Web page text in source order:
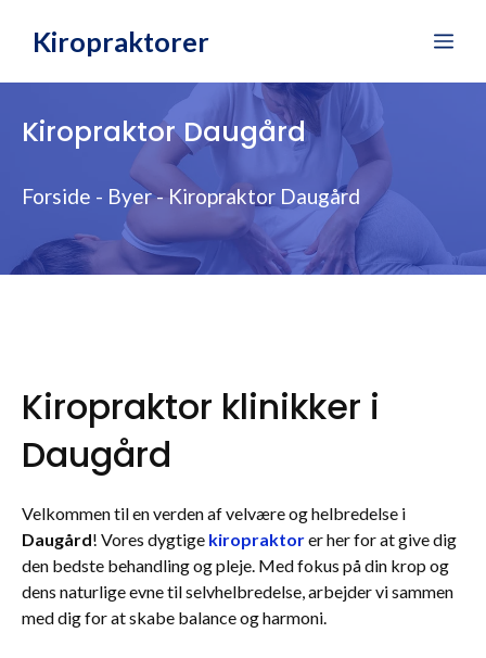
Kiropraktorer
Kiropraktor Daugård
Forside - Byer-Kiropraktor Daugård
Kiropraktor klinikker i
Daugård
Velkommen til en verden af velvære og helbredelse i
Daugård! Vores dygtige kiropraktorer her for at give dig
den bedste behandling og pleje. Med fokus på din krop og
dens naturlige evne til selvhelbredelse, arbejder vi sammen
med dig for at skabe balance og harmoni.